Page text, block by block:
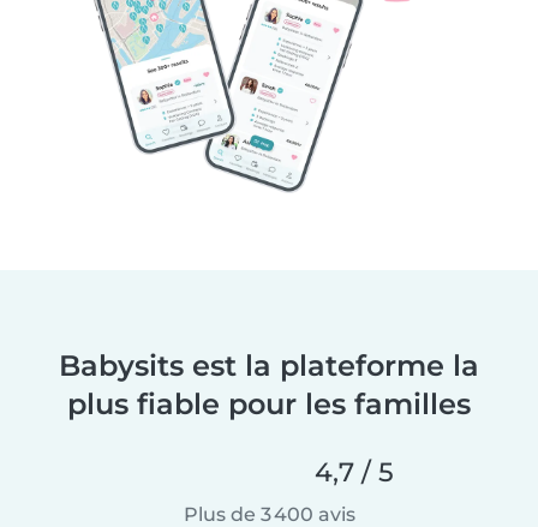
Babysits est la plateforme la
plus fiable pour les familles
4,7 / 5
Plus de 3 400 avis